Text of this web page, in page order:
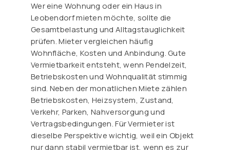
Wer eine Wohnung oder ein Haus in
Leobendorf mieten möchte, sollte die
Gesamtbelastung und Alltagstauglichkeit
prüfen. Mieter vergleichen häufig
Wohnfläche, Kosten und Anbindung. Gute
Vermietbarkeit entsteht, wenn Pendelzeit,
Betriebskosten und Wohnqualität stimmig
sind. Neben der monatlichen Miete zählen
Betriebskosten, Heizsystem, Zustand,
Verkehr, Parken, Nahversorgung und
Vertragsbedingungen. Für Vermieter ist
dieselbe Perspektive wichtig, weil ein Objekt
nur dann stabil vermietbar ist, wenn es zur